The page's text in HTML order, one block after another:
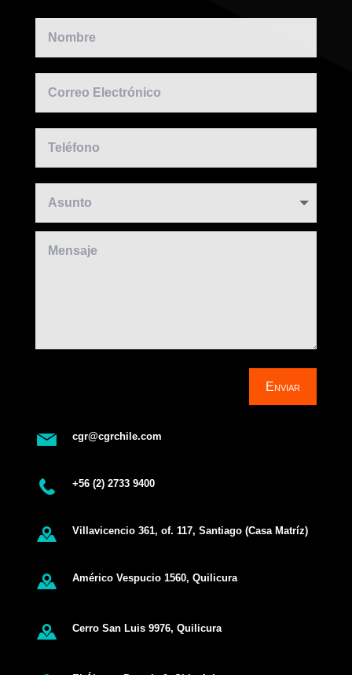
Enviar
cgr@cgrchile.com
+56 (2) 2733 9400
Villavicencio 361, of. 117, Santiago (Casa Matríz)
Américo Vespucio 1560, Quilicura
Cerro San Luis 9976, Quilicura